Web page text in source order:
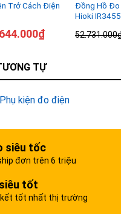
Trở Cách Điện
₫
Đồng Hồ Đo
Hioki IR3455
52.731.000
TỰ
Phụ kiện đo điện
siêu tốc
đơn trên 6 triệu
tốt
tốt nhất thị trường